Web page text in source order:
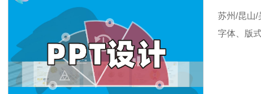
苏州/昆山/
字体、版